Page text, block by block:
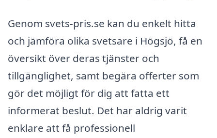
Genom svets-pris.se kan du enkelt hitta
och jämföra olika svetsare i Högsjö, få en
översikt över deras tjänster och
tillgänglighet, samt begära offerter som
gör det möjligt för dig att fatta ett
informerat beslut. Det har aldrig varit
enklare att få professionell